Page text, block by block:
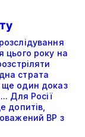
цього року на
страта
ще один доказ
Для Росії
допитів,
ВР з